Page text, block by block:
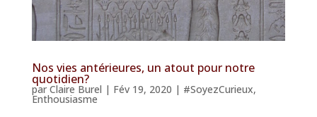
Nos vies antérieures, un atout pour notre
quotidien?
par Claire Burel | Fév 19, 2020 | #SoyezCurieux,
Enthousiasme